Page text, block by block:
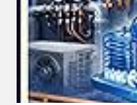
FÜR
BIS
HIN
ZU